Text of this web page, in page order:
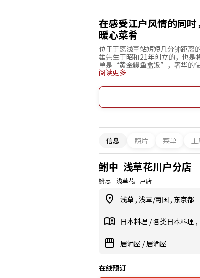
在感受江户风情的同
暖心菜肴
位于于离浅草站短短几分钟距
雄先生于昭和21年创立的，也是
单是“黄金鳗鱼盒饭”，奢华的
鸡盒饭”，烤鸡肉在口中溢满肉
了江户时代的风情。这样的景色
阅读更多
信息 照片 菜单 主
鲋中 浅草花川户分店
鮒忠 浅草花川戸店
浅草 , 浅草/两国 , 东京都
日本料理 /各类日本料理 ,
居酒屋 /居酒屋
在线预订